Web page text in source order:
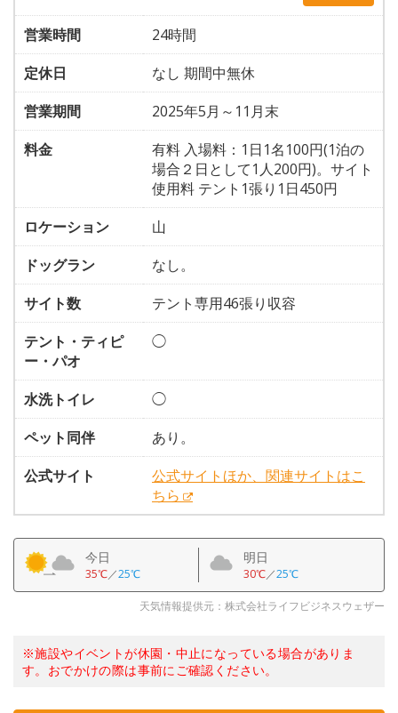
営業時間
24時間
定休日
なし 期間中無休
営業期間
2025年5月～11月末
料金
有料 入場料：1日1名100円(1泊の
場合２日として1人200円)。サイト
使用料 テント1張り1日450円
ロケーション
山
ドッグラン
なし。
サイト数
テント専用46張り収容
テント・ティピ
ー・パオ
◯
水洗トイレ
◯
ペット同伴
あり。
公式サイト
公式サイトほか、関連サイトはこ
ちら
今日
35℃／25℃
明日
30℃／25℃
天気情報提供元：株式会社ライフビジネスウェザー
※施設やイベントが休園・中止になっている場合がありま
す。おでかけの際は事前にご確認ください。